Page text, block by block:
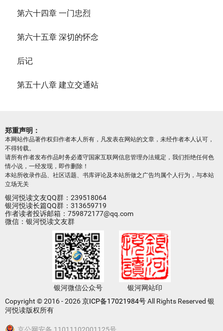
第六十四章 一门忠烈
第六十五章 深切的怀念
后记
第五十八章 建立交通站
郑重声明：
本网站作品著作权归作者本人所有，凡发表在网站的文章，未经作者本人认可，
不得转载。
请所有作者发布作品时务必遵守国家互联网信息管理办法规定，我们拒绝任何色
情小说，一经发现，即作删除！
本站所收录作品、社区话题、书库评论及本站所做之广告均属个人行为，与本站
立场无关
银河悦读文友QQ群：239518064
银河悦读长篇QQ群：313659719
作者读者投诉邮箱：759872177@qq.com
微信：银河悦读文友群
银河微信公众号
银河网站印
Copyright © 2016 - 2026京ICP备17021984号All Rights Reserved 银
河悦读版权所有